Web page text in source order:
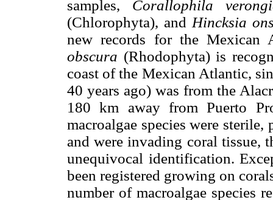
samples, Corallophila
(Chlorophyta), and Hincksia
new records for the Mexican
obscura (Rhodophyta) is
coast of the Mexican Atlantic,
40 years ago) was from the
180 km away from Puerto
macroalgae species were
and were invading coral tissue,
unequivocal identification.
been registered growing on
number of macroalgae species